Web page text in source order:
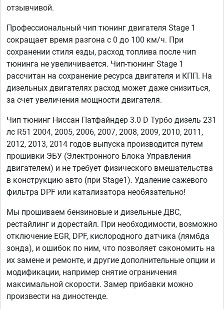
отзывчивой.
Профессиональный чип тюнинг двигателя Stage 1
сокращает время разгона с 0 до 100 км/ч. При
сохранении стиля езды, расход топлива после чип
тюнинга не увеличивается. Чип-тюнинг Stage 1
рассчитан на сохранение ресурса двигателя и КПП. На
дизельных двигателях расход может даже снизиться,
за счет увеличения мощности двигателя.
Чип тюнинг Ниссан Патфайндер 3.0 D Турбо дизель 231
лс R51 2004, 2005, 2006, 2007, 2008, 2009, 2010, 2011,
2012, 2013, 2014 годов выпуска производится путем
прошивки ЭБУ (Электронного Блока Управления
двигателем) и не требует физического вмешательства
в конструкцию авто (при Stage1). Удаление сажевого
фильтра DPF или катализатора необязательно!
Мы прошиваем бензиновые и дизельные ДВС,
рестайлинг и дорестайл. При необходимости, возможно
отключение EGR, DPF, кислородного датчика (лямбда
зонда), и ошибок по ним, что позволяет сэкономить на
их замене и ремонте, и другие дополнительные опции и
модификации, например снятие ограничения
максимальной скорости. Замер прибавки можно
произвести на диностенде.